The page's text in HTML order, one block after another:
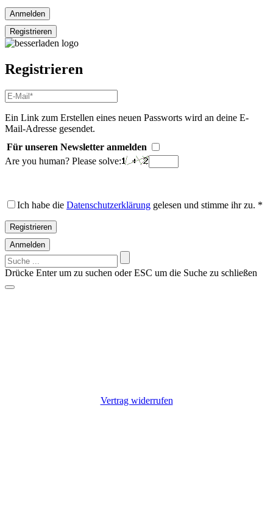
Anmelden
Registrieren
Registrieren
E-
Mail-
Adresse*
Erforderlich
Ein Link zum Erstellen eines neuen Passworts wird an deine E-
Mail-Adresse gesendet.
Für unseren Newsletter anmelden
Are you human? Please solve:
Ich habe die Datenschutzerklärung gelesen und stimme ihr zu. *
Registrieren
Anmelden
Suchen
nach:
Drücke Enter um zu suchen oder ESC um die Suche zu schließen
Vertrag widerrufen